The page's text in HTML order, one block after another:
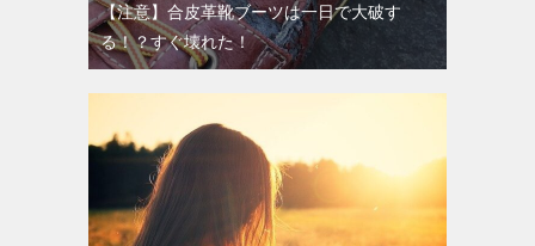
【注意】合皮革靴ブーツは一日で大破す
る！？すぐ壊れた！